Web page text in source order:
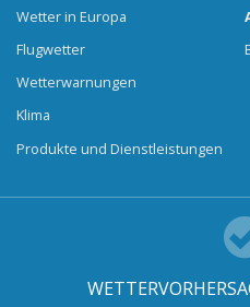
Wetter in Europa
Flugwetter
Wetterwarnungen
Klima
Produkte und Dienstleistungen